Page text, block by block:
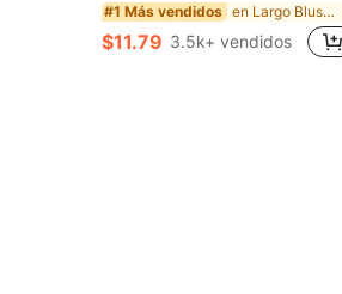
#1 Más vendidos en Largo Blusas De Talla Grande
$11.79 3.5k+ vendidos